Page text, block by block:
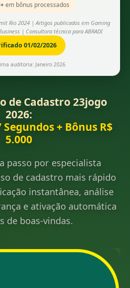
em bônus processados
Rio 2024 | Artigos publicados em Gaming
| Consultora técnica para ABRADI
01/02/2026
auditoria: Janeiro 2026
de Cadastro 23jogo
2026:
+ Bônus R$
5.000
passo por especialista
de cadastro mais rápido
instantânea, análise
e ativação automática
de boas-vindas.